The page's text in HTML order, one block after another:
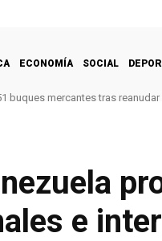
ECONOMÍA SOCIAL
buques mercantes tras
e